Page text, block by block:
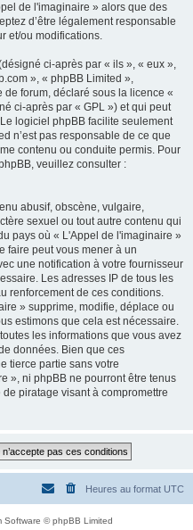
de l'imaginaire » alors que des
d’être légalement responsable
et/ou modifications.
ci-après par « ils », « eux »,
», « phpBB Limited »,
forum, déclaré sous la licence «
ci-après par « GPL ») et qui peut
logiciel phpBB facilite seulement
n’est pas responsable de ce que
contenu ou conduite permis. Pour
veuillez consulter :
abusif, obscène, vulgaire,
sexuel ou tout autre contenu qui
pays où « L'Appel de l'imaginaire »
faire peut vous mener à un
une notification à votre fournisseur
Les adresses IP de tous les
renforcement de ces conditions.
» supprime, modifie, déplace ou
estimons que cela est nécessaire.
les informations que vous avez
données. Bien que ces
tierce partie sans votre
», ni phpBB ne pourront être tenus
piratage visant à compromettre
Heures au format UTC
Software © phpBB Limited